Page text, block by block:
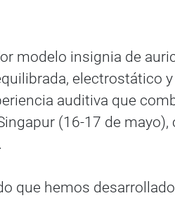
modelo insignia de
electrostático
auditiva que
(16-17 de
que hemos